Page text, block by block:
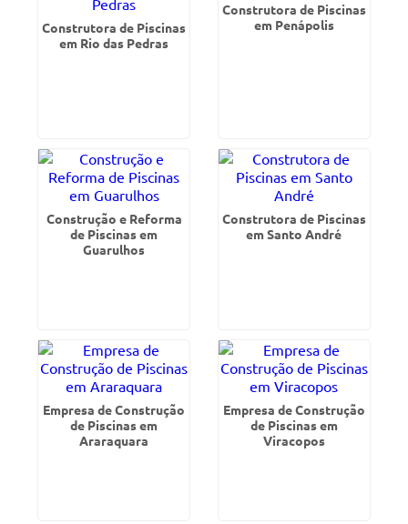
Construtora de Piscinas
em Rio das Pedras
Construtora de Piscinas
em Penápolis
Construção e Reforma
de Piscinas em
Guarulhos
Construtora de Piscinas
em Santo André
Empresa de Construção
de Piscinas em
Araraquara
Empresa de Construção
de Piscinas em
Viracopos